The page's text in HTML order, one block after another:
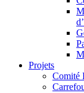
Projets
Comité